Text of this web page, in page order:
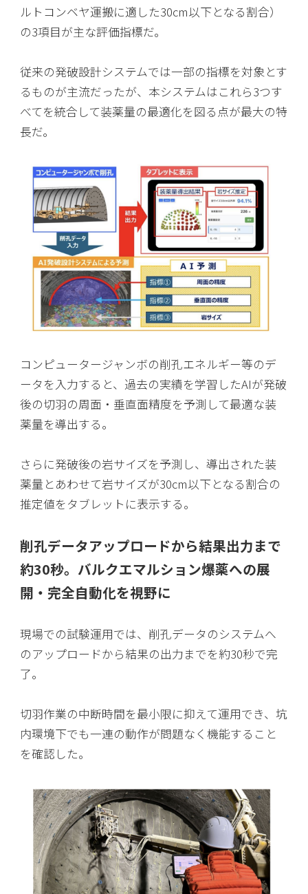
ルトコンベヤ運搬に適した30cm以下となる割合）
の3項目が主な評価指標だ。
従来の発破設計システムでは一部の指標を対象とす
るものが主流だったが、本システムはこれら3つす
べてを統合して装薬量の最適化を図る点が最大の特
長だ。
コンピュータージャンボの削孔エネルギー等のデ
ータを入力すると、過去の実績を学習したAIが発破
後の切羽の周面・垂直面精度を予測して最適な装
薬量を導出する。
さらに発破後の岩サイズを予測し、導出された装
薬量とあわせて岩サイズが30cm以下となる割合の
推定値をタブレットに表示する。
削孔データアップロードから結果出力まで
約30秒。バルクエマルション爆薬への展
開・完全自動化を視野に
現場での試験運用では、削孔データのシステムへ
のアップロードから結果の出力までを約30秒で完
了。
切羽作業の中断時間を最小限に抑えて運用でき、坑
内環境下でも一連の動作が問題なく機能すること
を確認した。